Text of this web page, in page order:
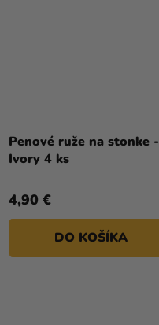
Penové ruže na stonke -
Ivory 4 ks
4,90 €
DO KOŠÍKA